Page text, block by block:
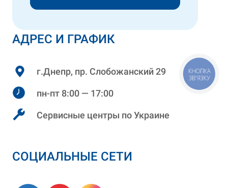
АДРЕС И ГРАФИК
г.Днепр, пр. Слобожанский 29
пн-пт 8:00 — 17:00
Сервисные центры по Украине
СОЦИАЛЬНЫЕ СЕТИ
КНОПКА
ЗВ'ЯЗКУ